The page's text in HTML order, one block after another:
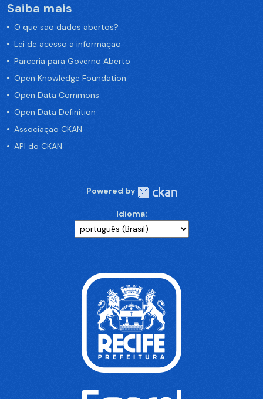
Saiba mais
O que são dados abertos?
Lei de acesso a informação
Parceria para Governo Aberto
Open Knowledge Foundation
Open Data Commons
Open Data Definition
Associação CKAN
API do CKAN
Powered by
Idioma